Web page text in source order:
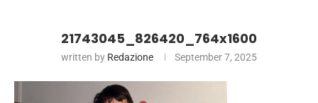
21743045_826420_764x1600
written by Redazione September 7, 2025